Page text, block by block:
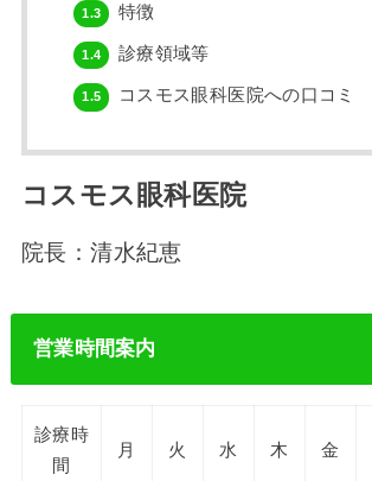
1.3 特徴
1.4 診療領域等
1.5 コスモス眼科医院への口コミ
コスモス眼科医院
院長：清水紀恵
営業時間案内
診療時
間
月 火 水 木 金